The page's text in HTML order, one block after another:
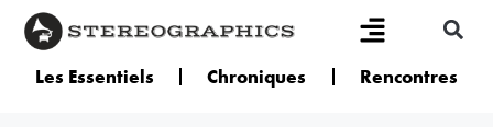
Les Essentiels Chroniques Rencontres